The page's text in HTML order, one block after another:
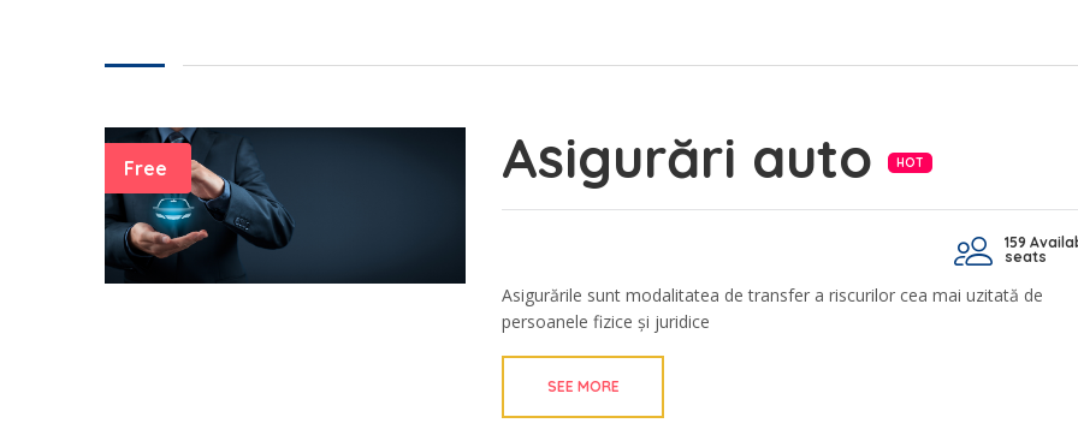
Free Asigurări auto HOT
159
seats
Asigurările sunt modalitatea de transfer a riscurilor cea mai uzitată de
persoanele fizice și juridice
SEE MORE